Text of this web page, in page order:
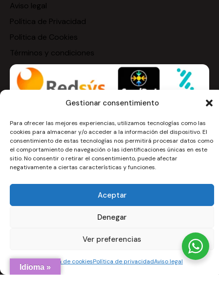
Gestionar consentimiento
Para ofrecer las mejores experiencias, utilizamos tecnologías como las
cookies para almacenar y/o acceder a la información del dispositivo. El
consentimiento de estas tecnologías nos permitirá procesar datos como
el comportamiento de navegación o las identificaciones únicas en este
sitio. No consentir o retirar el consentimiento, puede afectar
negativamente a ciertas características y funciones.
Aceptar
Denegar
Ver preferencias
Política de cookiesPolítica de privacidadAviso legal
Aviso legal
Política de Privacidad
Política de Cookies
Términos y condiciones
Imprime tu arte
Imprime tu arte, una marca deTAGOYA SPORT SL
más de 30 años en el sector de la confección y
estampación de ropa deportiva y con fabrica propia.
Idioma »